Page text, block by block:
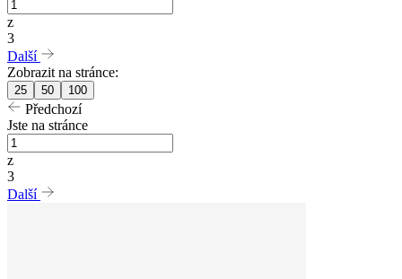
z
3
Další
Zobrazit na stránce:
25 50 100
Předchozí
Jste na stránce
z
3
Další